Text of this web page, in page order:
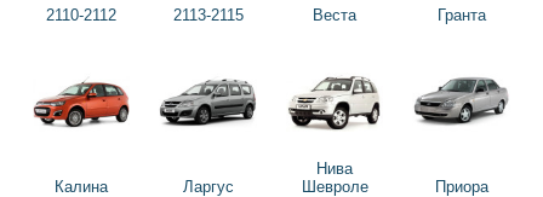
2110-2112 2113-2115 Веста Гранта
Калина Ларгус
Нива
Шевроле
Приора